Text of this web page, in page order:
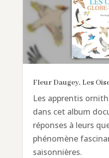
Fleur Daugey, Les
Les apprentis
dans cet album
réponses à leurs
phénomène
saisonnières.